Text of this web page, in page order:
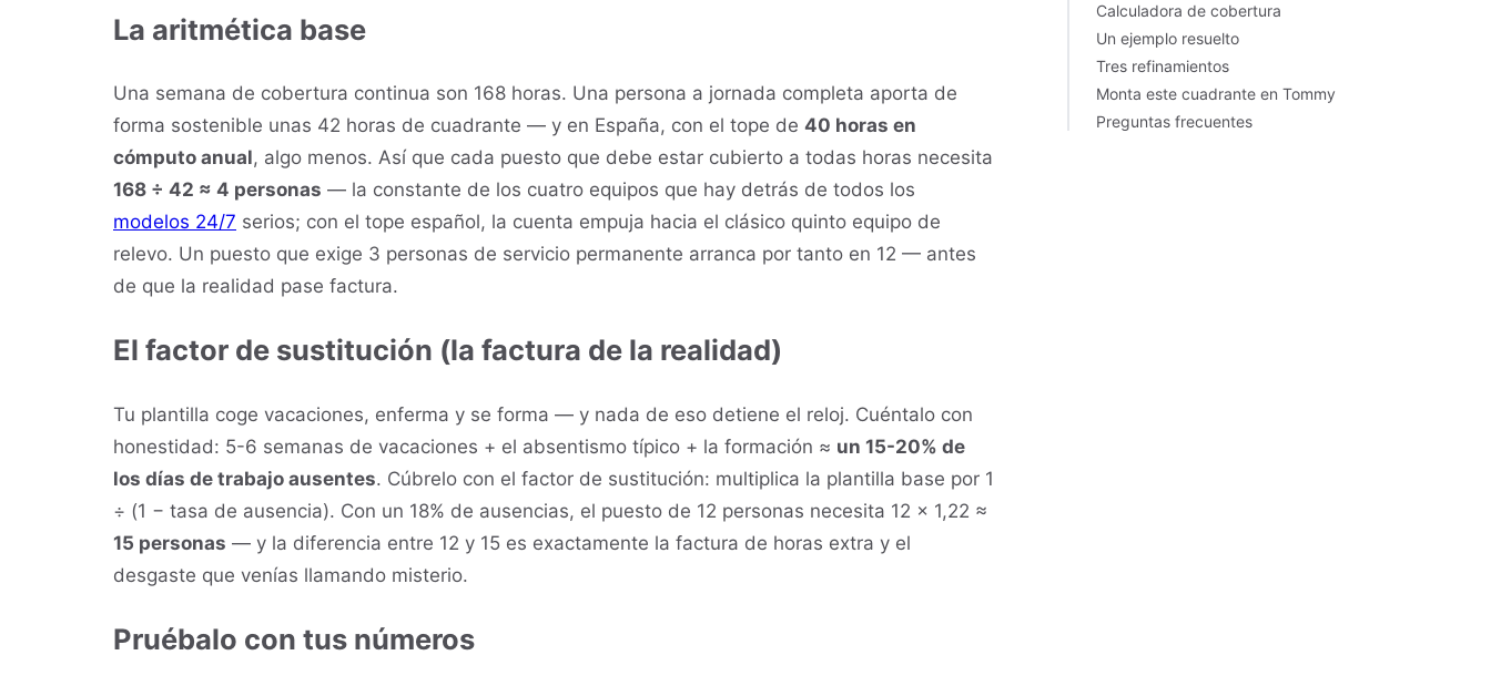
La aritmética base
Una semana de cobertura continua son 168 horas. Una persona a jornada completa aporta de
forma sostenible unas 42 horas de cuadrante — y en España, con el tope de 40 horas en
cómputo anual, algo menos. Así que cada puesto que debe estar cubierto a todas horas necesita
168 ÷ 42 ≈ 4 personas — la constante de los cuatro equipos que hay detrás de todos los
modelos 24/7 serios; con el tope español, la cuenta empuja hacia el clásico quinto equipo de
relevo. Un puesto que exige 3 personas de servicio permanente arranca por tanto en 12 — antes
de que la realidad pase factura.
El factor de sustitución (la factura de la realidad)
Tu plantilla coge vacaciones, enferma y se forma — y nada de eso detiene el reloj. Cuéntalo con
honestidad: 5-6 semanas de vacaciones + el absentismo típico + la formación ≈ un 15-20% de
los días de trabajo ausentes. Cúbrelo con el factor de sustitución: multiplica la plantilla base por 1
÷ (1 − tasa de ausencia). Con un 18% de ausencias, el puesto de 12 personas necesita 12 × 1,22 ≈
15 personas — y la diferencia entre 12 y 15 es exactamente la factura de horas extra y el
desgaste que venías llamando misterio.
Pruébalo con tus números
Calculadora de cobertura
Un ejemplo resuelto
Tres refinamientos
Monta este cuadrante en Tommy
Preguntas frecuentes